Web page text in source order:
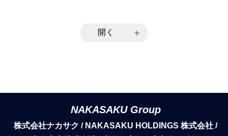
開く
NAKASAKU Group
株式会社ナカサク / NAKASAKU HOLDINGS 株式会社 /